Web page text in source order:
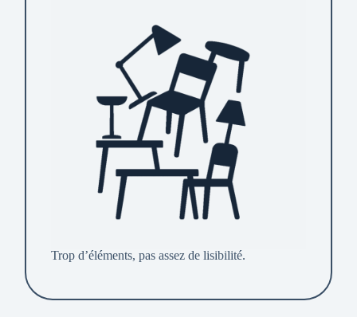
Trop d’éléments, pas assez de lisibilité.